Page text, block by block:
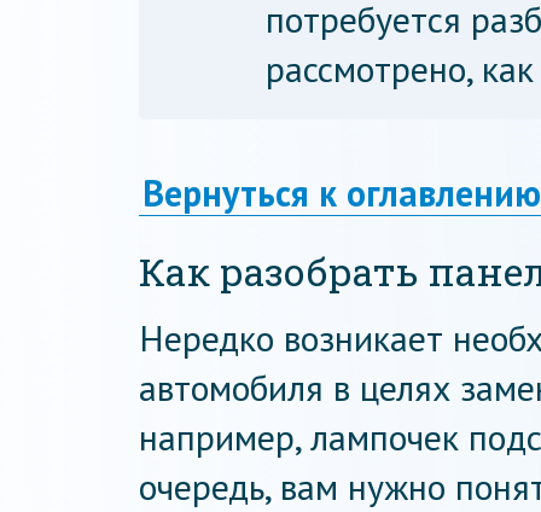
потребуется
рассмотрено,
Вернуться к оглавлению
Как разобрать
Нередко возникает
автомобиля в целях
например, лампочек
очередь, вам нужно